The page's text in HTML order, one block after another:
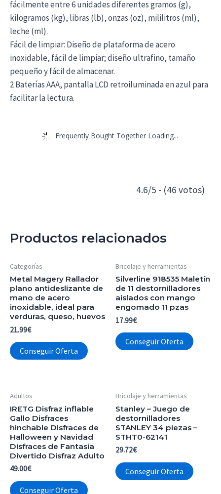
fácilmente entre 6 unidades diferentes gramos (g),
kilogramos (kg), libras (lb), onzas (oz), mililitros (ml),
leche (ml).
Fácil de limpiar: Diseño de plataforma de acero
inoxidable, fácil de limpiar; diseño ultrafino, tamaño
pequeño y fácil de almacenar.
2 Baterías AAA, pantalla LCD retroiluminada en azul para
facilitar la lectura.
Frequently Bought Together Loading...
4.6/5 - (46 votos)
Productos relacionados
Categorías
Metal Magery Rallador
plano antideslizante de
mano de acero
inoxidable, ideal para
verduras, queso, huevos
21.99€
Conseguir Oferta
Bricolaje y herramientas
Silverline 918535 Maletín
de 11 destornilladores
aislados con mango
engomado 11 pzas
17.99€
Conseguir Oferta
Adultos
IRETG Disfraz inflable
Gallo Disfraces
hinchable Disfraces de
Halloween y Navidad
Disfraces de Fantasía
Divertido Disfraz Adulto
49.00€
Conseguir Oferta
Bricolaje y herramientas
Stanley – Juego de
destornilladores
STANLEY 34 piezas –
STHT0-62141
29.72€
Conseguir Oferta